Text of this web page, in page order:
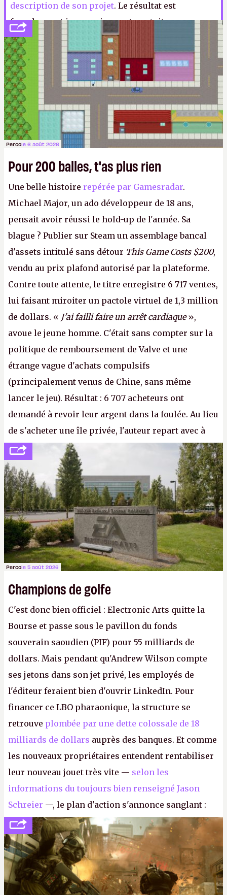
description de son projet. Le résultat est
franchement impressionnant, gratuit, open
source et disponible sur son
jusqu'à ce que
Nintendo ne vienne lui envoyer une armée
d'avocats.
ER.
Percole 6 août 2026
Pour 200 balles, t'as plus rien
Une belle histoire repérée par Gamesradar.
Michael Major, un ado développeur de 18 ans,
pensait avoir réussi le hold-up de l'année. Sa
blague ? Publier sur Steam un assemblage bancal
d'assets intitulé sans détour This Game Costs $200,
vendu au prix plafond autorisé par la plateforme.
Contre toute attente, le titre enregistre 6 717 ventes,
lui faisant miroiter un pactole virtuel de 1,3 million
de dollars. « J'ai failli faire un arrêt cardiaque»,
avoue le jeune homme. C'était sans compter sur la
politique de remboursement de Valve et une
étrange vague d'achats compulsifs
(principalement venus de Chine, sans même
lancer le jeu). Résultat : 6 707 acheteurs ont
demandé à revoir leur argent dans la foulée. Au lieu
de s'acheter une île privée, l'auteur repart avec à
peine 2 000 dollars en poche. C'est toujours plus
cher payé que le temps passé à dev, mais ça
apprendra aux petits malins qu'on ne braque pas
Gabe Newell aussi facilement.P.
Percole 5 août 2026
Champions de golfe
C'est donc bien officiel : Electronic Arts quitte la
Bourse et passe sous le pavillon du fonds
souverain saoudien (PIF) pour 55 milliards de
dollars. Mais pendant qu'Andrew Wilson compte
ses jetons dans son jet privé, les employés de
l'éditeur feraient bien d'ouvrir LinkedIn. Pour
financer ce LBO pharaonique, la structure se
retrouve plombée par une dette colossale de 18
milliards de dollars auprès des banques. Et comme
les nouveaux propriétaires entendent rentabiliser
leur nouveau jouet très vite — selon les
informations du toujours bien renseigné Jason
Schreier —, le plan d'action s'annonce sanglant :
réductions de coûts drastiques, fermetures de
studios et licenciements massifs. En gros, essorer
FCetBattlefield, puis virer le reste.P.